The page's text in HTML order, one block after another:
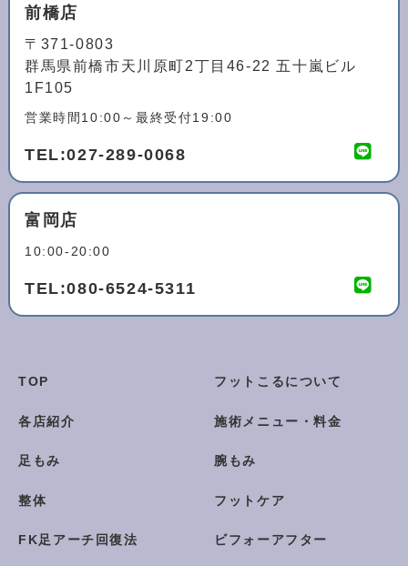
前橋店
〒371-0803
群馬県前橋市天川原町2丁目46-22 五十嵐ビル
1F105
営業時間10:00～最終受付19:00
TEL:027-289-0068
富岡店
10:00-20:00
TEL:080-6524-5311
TOP フットこるについて
各店紹介 施術メニュー・料金
足もみ 腕もみ
整体 フットケア
FK足アーチ回復法 ビフォーアフター